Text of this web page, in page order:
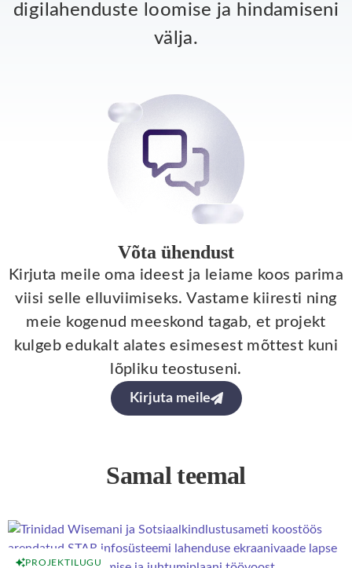
digilahenduste loomise ja hindamiseni
välja.
Võta ühendust
Kirjuta meile oma ideest ja leiame koos parima
viisi selle elluviimiseks. Vastame kiiresti ning
meie kogenud meeskond tagab, et projekt
kulgeb edukalt alates esimesest mõttest kuni
lõpliku teostuseni.
Kirjuta meile
Samal teemal
PROJEKTILUGU